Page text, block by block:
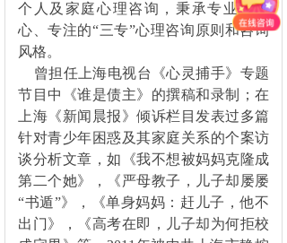
个人及家庭心理咨询，秉承专业、专
心、专注的“三专”心理咨询原则和咨询
风格。
曾担任上海电视台《心灵捕手》专题
节目中《谁是债主》的撰稿和录制；在
上海《新闻晨报》倾诉栏目发表过多篇
针对青少年困惑及其家庭关系的个案访
谈分析文章，如《我不想被妈妈克隆成
第二个她》，《严母教子，儿子却屡屡
“书遁”》，《单身妈妈：赶儿子，他不
出门》，《高考在即，儿子却为何拒校